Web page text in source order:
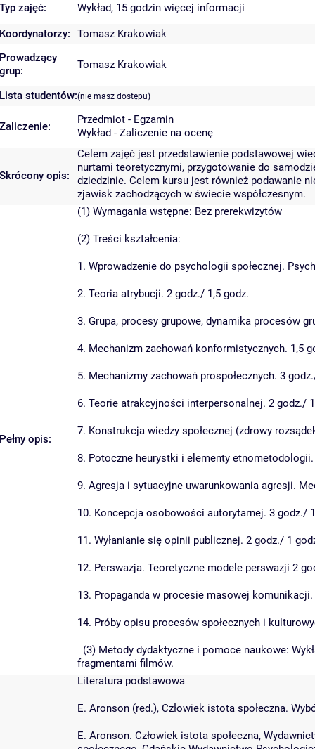
Typ zajęć: Wykład, 15 godzin więcej informacji
Koordynatorzy:
Tomasz Krakowiak
Prowadzący
grup:
Tomasz Krakowiak
Lista studentów:(nie masz dostępu)
Zaliczenie:
Przedmiot - Egzamin
Wykład - Zaliczenie na ocenę
Skrócony opis:
Celem zajęć jest przedstawienie podstawowej
nurtami teoretycznymi, przygotowanie do
dziedzinie. Celem kursu jest również podawanie
zjawisk zachodzących w świecie współczesnym.
Pełny opis:
(1) Wymagania wstępne: Bez prerekwizytów
(2) Treści kształcenia:
1. Wprowadzenie do psychologii społecznej.
2. Teoria atrybucji. 2 godz./ 1,5 godz.
3. Grupa, procesy grupowe, dynamika procesów
4. Mechanizm zachowań konformistycznych. 1,5
5. Mechanizmy zachowań prospołecznych. 3
6. Teorie atrakcyjności interpersonalnej. 2 godz./
7. Konstrukcja wiedzy społecznej (zdrowy
8. Potoczne heurystki i elementy
9. Agresja i sytuacyjne uwarunkowania agresji.
10. Koncepcja osobowości autorytarnej. 3 godz./
11. Wyłanianie się opinii publicznej. 2 godz./ 1
12. Perswazja. Teoretyczne modele perswazji 2
13. Propaganda w procesie masowej
14. Próby opisu procesów społecznych i
(3) Metody dydaktyczne i pomoce naukowe:
fragmentami filmów.
Literatura podstawowa
E. Aronson (red.), Człowiek istota społeczna.
E. Aronson. Człowiek istota społeczna,